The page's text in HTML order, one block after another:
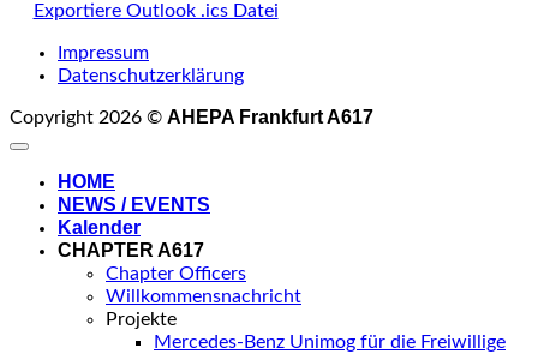
Exportiere Outlook .ics Datei
Impressum
Datenschutzerklärung
Copyright 2026 © AHEPA Frankfurt A617
HOME
NEWS / EVENTS
Kalender
CHAPTER A617
Chapter Officers
Willkommensnachricht
Projekte
Mercedes-Benz Unimog für die Freiwillige